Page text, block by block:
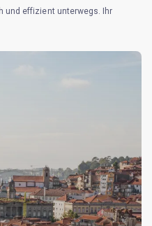
und effizient unterwegs. Ihr